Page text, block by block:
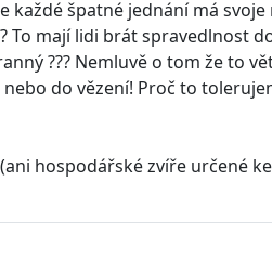
špatné jednání má
mají lidi brát spravedlnost
??? Nemluvě o tom že to
do vězení! Proč to
hospodářské zvíře určené